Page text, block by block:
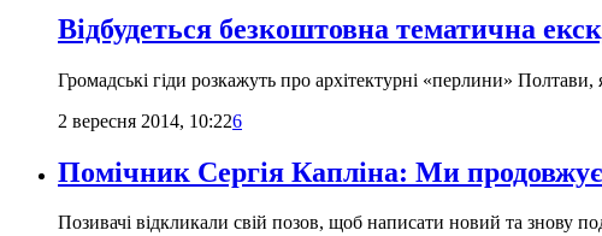
Відбудеться безкоштовна тематична
Громадські гіди розкажуть про архітектурні «перлини»
2 вересня 2014, 10:226
Помічник Сергія Капліна: Ми
Позивачі відкликали свій позов, щоб написати новий та знову